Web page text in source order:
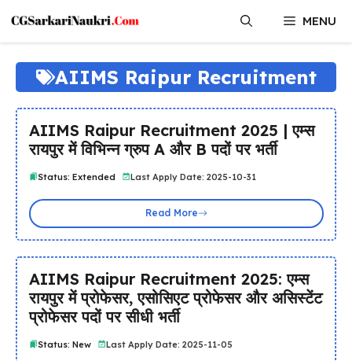
content
MENU
AIIMS Raipur Recruitment
AIIMS Raipur Recruitment 2025 | एम्स
रायपुर में विभिन्न ग्रुप A और B पदों पर भर्ती
Status: Extended Last Apply Date: 2025-10-31
Read More
AIIMS Raipur Recruitment 2025: एम्स
रायपुर में प्रोफेसर, एसोसिएट प्रोफेसर और असिस्टेंट
प्रोफेसर पदों पर सीधी भर्ती
Status: New Last Apply Date: 2025-11-05